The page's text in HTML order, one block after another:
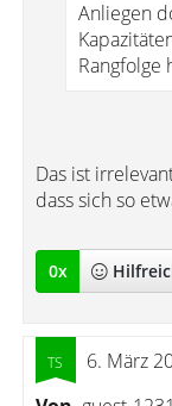
Anliegen
Rangfolge
Das ist
dass sich so
0x
6. März